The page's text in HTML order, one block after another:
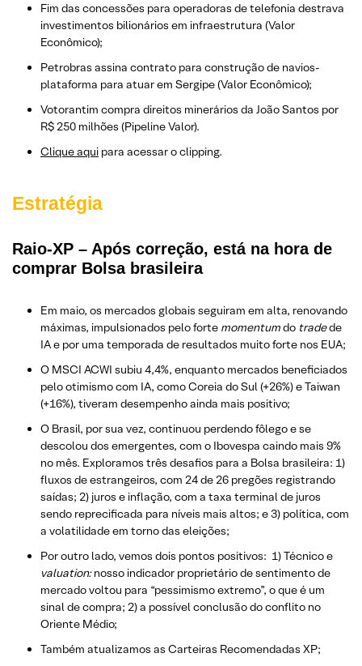
Fim das concessões para operadoras de telefonia destrava
investimentos bilionários em infraestrutura (Valor
Econômico);
Petrobras assina contrato para construção de navios-
plataforma para atuar em Sergipe (Valor Econômico);
Votorantim compra direitos minerários da João Santos por
R$ 250 milhões (Pipeline Valor).
Clique aqui para acessar o clipping.
Estratégia
Raio-XP – Após correção, está na hora de
comprar Bolsa brasileira
Em maio, os mercados globais seguiram em alta, renovando
máximas, impulsionados pelo forte momentumdo tradede
IA e por uma temporada de resultados muito forte nos EUA;
O MSCI ACWI subiu 4,4%, enquanto mercados beneficiados
pelo otimismo com IA, como Coreia do Sul (+26%) e Taiwan
(+16%), tiveram desempenho ainda mais positivo;
O Brasil, por sua vez, continuou perdendo fôlego e se
descolou dos emergentes, com o Ibovespa caindo mais 9%
no mês. Exploramos três desafios para a Bolsa brasileira: 1)
fluxos de estrangeiros, com 24 de 26 pregões registrando
saídas; 2) juros e inflação, com a taxa terminal de juros
sendo reprecificada para níveis mais altos; e 3) política, com
a volatilidade em torno das eleições;
Por outro lado, vemos dois pontos positivos: 1) Técnico e
valuation:nosso indicador proprietário de sentimento de
mercado voltou para “pessimismo extremo”, o que é um
sinal de compra; 2) a possível conclusão do conflito no
Oriente Médio;
Também atualizamos as Carteiras Recomendadas XP;